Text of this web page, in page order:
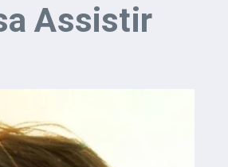
Assistir